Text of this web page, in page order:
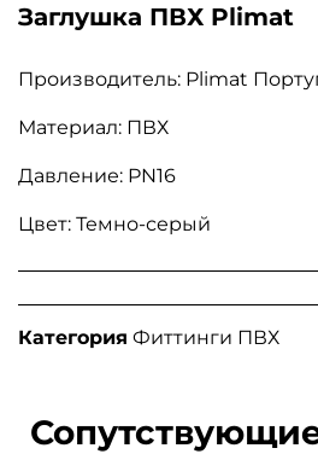
Заглушка ПВХ Plimat
Производитель: Plimat
Материал: ПВХ
Давление: PN16
Цвет: Темно-серый
Категория Фиттинги ПВХ